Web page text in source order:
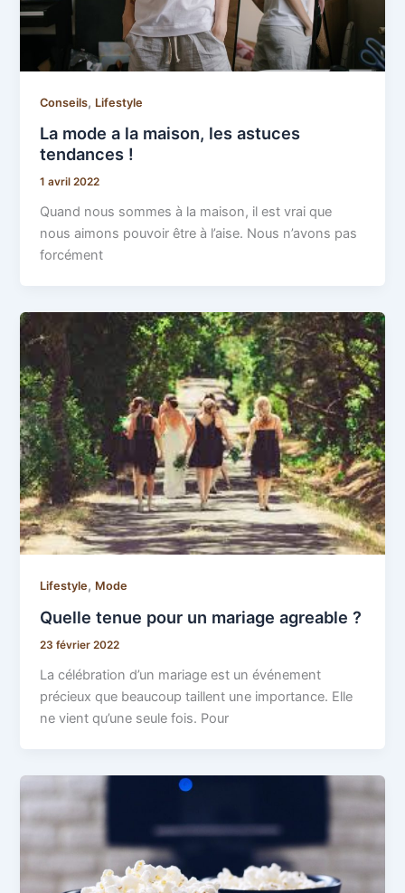
Conseils, Lifestyle
La mode a la maison, les astuces
tendances !
1 avril 2022
Quand nous sommes à la maison, il est vrai que
nous aimons pouvoir être à l’aise. Nous n’avons pas
forcément
Lifestyle, Mode
Quelle tenue pour un mariage agreable ?
23 février 2022
La célébration d’un mariage est un événement
précieux que beaucoup taillent une importance. Elle
ne vient qu’une seule fois. Pour